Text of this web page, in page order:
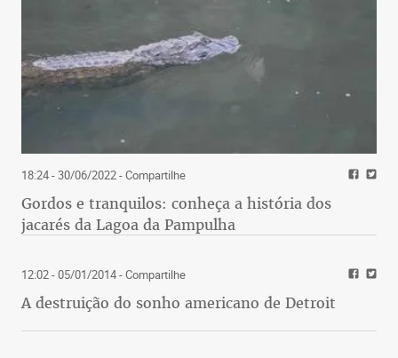
18:24 - 30/06/2022- Compartilhe
Gordos e tranquilos: conheça a história dos
jacarés da Lagoa da Pampulha
12:02 - 05/01/2014- Compartilhe
A destruição do sonho americano de Detroit